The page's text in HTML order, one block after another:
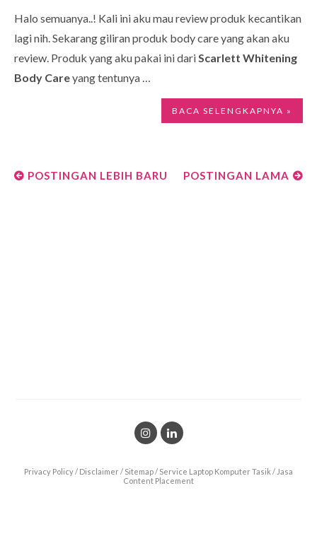
Halo semuanya..! Kali ini aku mau review produk kecantikan
lagi nih. Sekarang giliran produk body care yang akan aku
review. Produk yang aku pakai ini dariScarlett Whitening
Body Careyang tentunya …
BACA SELENGKAPNYA »
POSTINGAN LEBIH BARU POSTINGAN LAMA
Privacy Policy/ Disclaimer / Sitemap/ Service Laptop Komputer Tasik / Jasa
Content Placement